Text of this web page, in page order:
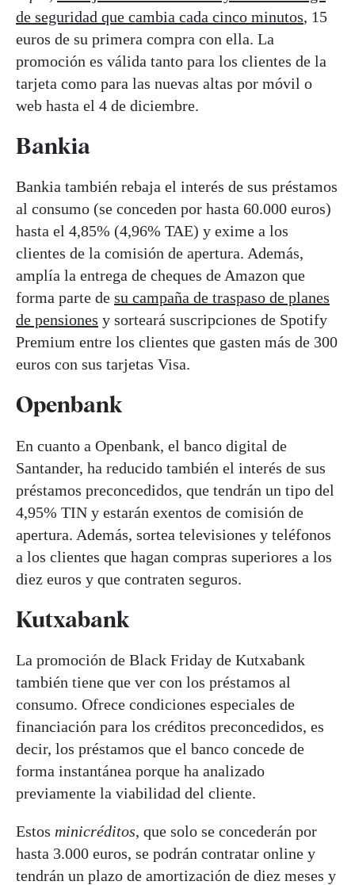
de seguridad que cambia cada cinco minutos, 15
euros de su primera compra con ella. La
promoción es válida tanto para los clientes de la
tarjeta como para las nuevas altas por móvil o
web hasta el 4 de diciembre.
Bankia
Bankia también rebaja el interés de sus préstamos
al consumo (se conceden por hasta 60.000 euros)
hasta el 4,85% (4,96% TAE) y exime a los
clientes de la comisión de apertura. Además,
amplía la entrega de cheques de Amazon que
forma parte de su campaña de traspaso de planes
de pensiones y sorteará suscripciones de Spotify
Premium entre los clientes que gasten más de 300
euros con sus tarjetas Visa.
Openbank
En cuanto a Openbank, el banco digital de
Santander, ha reducido también el interés de sus
préstamos preconcedidos, que tendrán un tipo del
4,95% TIN y estarán exentos de comisión de
apertura. Además, sortea televisiones y teléfonos
a los clientes que hagan compras superiores a los
diez euros y que contraten seguros.
Kutxabank
La promoción de Black Friday de Kutxabank
también tiene que ver con los préstamos al
consumo. Ofrece condiciones especiales de
financiación para los créditos preconcedidos, es
decir, los préstamos que el banco concede de
forma instantánea porque ha analizado
previamente la viabilidad del cliente.
Estos minicréditos, que solo se concederán por
hasta 3.000 euros, se podrán contratar online y
tendrán un plazo de amortización de diez meses y